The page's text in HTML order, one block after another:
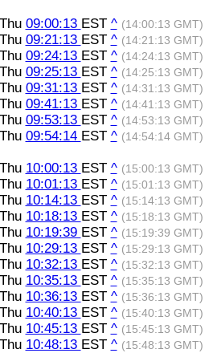
09:00:13 EST ^ (14:00:13 GMT)
09:21:13 EST ^ (14:21:13 GMT)
09:24:13 EST ^ (14:24:13 GMT)
09:25:13 EST ^ (14:25:13 GMT)
09:31:13 EST ^ (14:31:13 GMT)
09:41:13 EST ^ (14:41:13 GMT)
09:53:13 EST ^ (14:53:13 GMT)
09:54:14 EST ^ (14:54:14 GMT)
10:00:13 EST ^ (15:00:13 GMT)
10:01:13 EST ^ (15:01:13 GMT)
10:14:13 EST ^ (15:14:13 GMT)
10:18:13 EST ^ (15:18:13 GMT)
10:19:39 EST ^ (15:19:39 GMT)
10:29:13 EST ^ (15:29:13 GMT)
10:32:13 EST ^ (15:32:13 GMT)
10:35:13 EST ^ (15:35:13 GMT)
10:36:13 EST ^ (15:36:13 GMT)
10:40:13 EST ^ (15:40:13 GMT)
10:45:13 EST ^ (15:45:13 GMT)
10:48:13 EST ^ (15:48:13 GMT)